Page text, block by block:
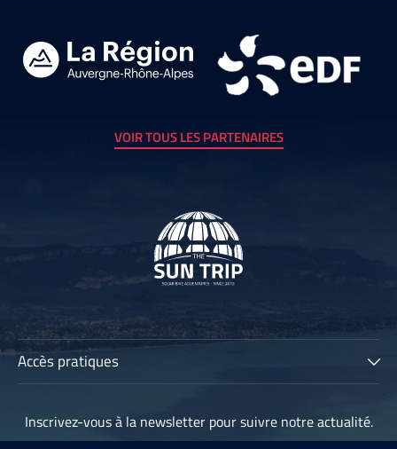
VOIR TOUS LES PARTENAIRES
Accès pratiques
Les participants
Inscrivez-vous à la newsletter pour suivre notre actualité.